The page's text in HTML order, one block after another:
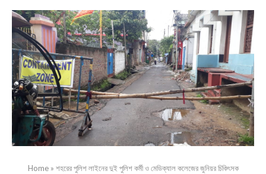
Home» শহরের পুলিশ লাইনের দুই পুলিশ কর্মী ও মেডিক্যাল কলেজের জুনিয়র চিকিৎসক